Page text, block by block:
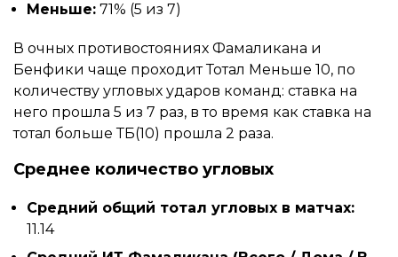
Меньше: 71% (5 из 7)
В очных противостояниях Фамаликана и
Бенфики чаще проходит Тотал Меньше 10, по
количеству угловых ударов команд: ставка на
него прошла 5 из 7 раз, в то время как ставка на
тотал больше ТБ(10) прошла 2 раза.
Среднее количество угловых
Средний общий тотал угловых в матчах:
11.14